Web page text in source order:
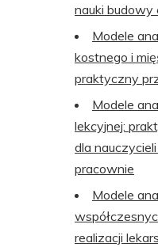
nauki budowy
Modele
kostnego i
praktyczny
Modele
lekcyjnej:
dla
pracownie
Modele
realizacji